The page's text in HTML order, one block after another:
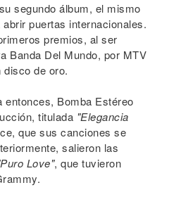
segundo álbum, el mismo
puertas internacionales.
premios, al ser
Banda Del Mundo, por MTV
disco de oro.
entonces, Bomba Estéreo
titulada "Elegancia
que sus canciones se
salieron las
Love", que tuvieron